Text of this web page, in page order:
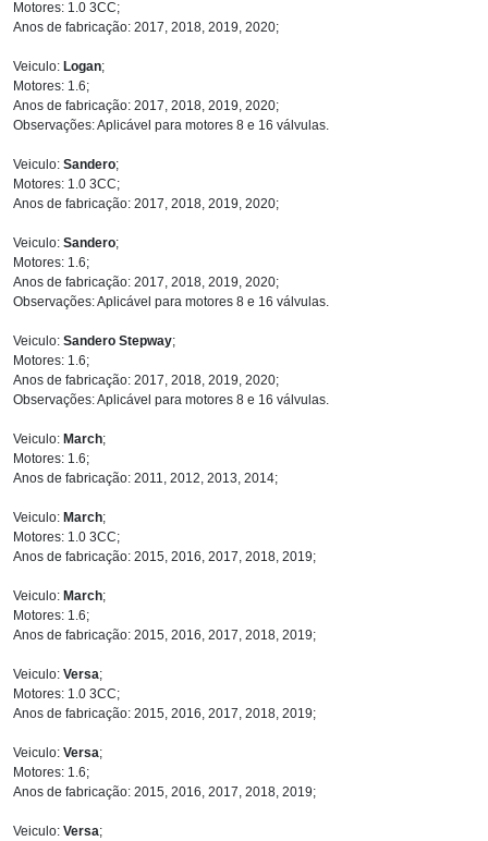
Motores: 1.0 3CC;
Anos de fabricação: 2017, 2018, 2019, 2020;
Veiculo: Logan;
Motores: 1.6;
Anos de fabricação: 2017, 2018, 2019, 2020;
Observações: Aplicável para motores 8 e 16 válvulas.
Veiculo: Sandero;
Motores: 1.0 3CC;
Anos de fabricação: 2017, 2018, 2019, 2020;
Veiculo: Sandero;
Motores: 1.6;
Anos de fabricação: 2017, 2018, 2019, 2020;
Observações: Aplicável para motores 8 e 16 válvulas.
Veiculo: Sandero Stepway;
Motores: 1.6;
Anos de fabricação: 2017, 2018, 2019, 2020;
Observações: Aplicável para motores 8 e 16 válvulas.
Veiculo: March;
Motores: 1.6;
Anos de fabricação: 2011, 2012, 2013, 2014;
Veiculo: March;
Motores: 1.0 3CC;
Anos de fabricação: 2015, 2016, 2017, 2018, 2019;
Veiculo: March;
Motores: 1.6;
Anos de fabricação: 2015, 2016, 2017, 2018, 2019;
Veiculo: Versa;
Motores: 1.0 3CC;
Anos de fabricação: 2015, 2016, 2017, 2018, 2019;
Veiculo: Versa;
Motores: 1.6;
Anos de fabricação: 2015, 2016, 2017, 2018, 2019;
Veiculo: Versa;